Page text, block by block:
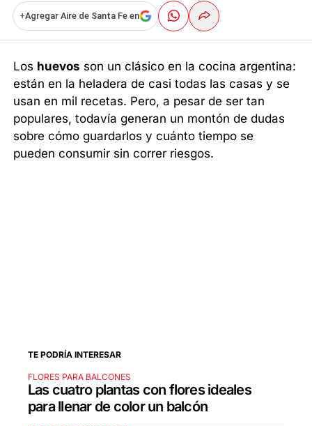
+Agregar Aire de Santa Fe en
Los huevos son un clásico en la cocina argentina:
están en la heladera de casi todas las casas y se
usan en mil recetas. Pero, a pesar de ser tan
populares, todavía generan un montón de dudas
sobre cómo guardarlos y cuánto tiempo se
pueden consumir sin correr riesgos.
TE PODRÍA INTERESAR
FLORES PARA BALCONES
Las cuatro plantas con flores ideales
para llenar de color un balcón